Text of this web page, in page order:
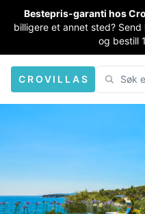
Bestepris-garanti hos
billigere et annet sted?
og bestill
CROVILLAS